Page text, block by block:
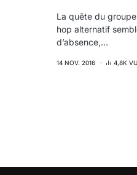
La quête du
hop alternatif
d’absence,…
14 NOV. 2016 4,8K